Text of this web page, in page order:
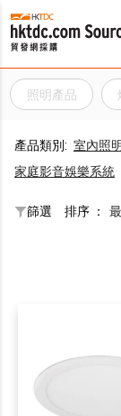
照明產品
產品類別: 室內照明
家庭影音娛樂系統
篩選 排序 ：